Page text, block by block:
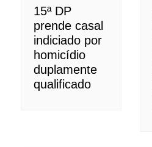
15ª DP
prende casal
indiciado por
homicídio
duplamente
qualificado